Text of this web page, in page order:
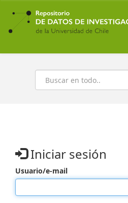
Ir
contenido
principal
Buscar
Iniciar sesión
Usuario/e-mail